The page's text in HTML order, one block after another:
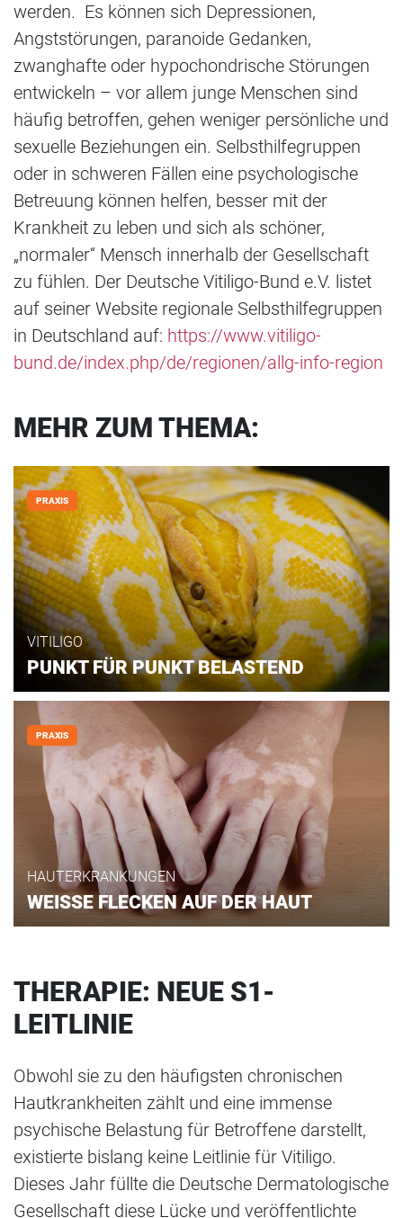
werden. Es können sich Depressionen,
Angststörungen, paranoide Gedanken,
zwanghafte oder hypochondrische Störungen
entwickeln – vor allem junge Menschen sind
häufig betroffen, gehen weniger persönliche und
sexuelle Beziehungen ein. Selbsthilfegruppen
oder in schweren Fällen eine psychologische
Betreuung können helfen, besser mit der
Krankheit zu leben und sich als schöner,
„normaler“ Mensch innerhalb der Gesellschaft
zu fühlen. Der Deutsche Vitiligo-Bund e.V. listet
auf seiner Website regionale Selbsthilfegruppen
in Deutschland auf: https://www.vitiligo-
bund.de/index.php/de/regionen/allg-info-region
MEHR ZUM THEMA:
PRAXIS
VITILIGO
PUNKT FÜR PUNKT BELASTEND
PRAXIS
HAUTERKRANKUNGEN
WEISSE FLECKEN AUF DER HAUT
THERAPIE: NEUE S1-
LEITLINIE
Obwohl sie zu den häufigsten chronischen
Hautkrankheiten zählt und eine immense
psychische Belastung für Betroffene darstellt,
existierte bislang keine Leitlinie für Vitiligo.
Dieses Jahr füllte die Deutsche Dermatologische
Gesellschaft diese Lücke und veröffentlichte